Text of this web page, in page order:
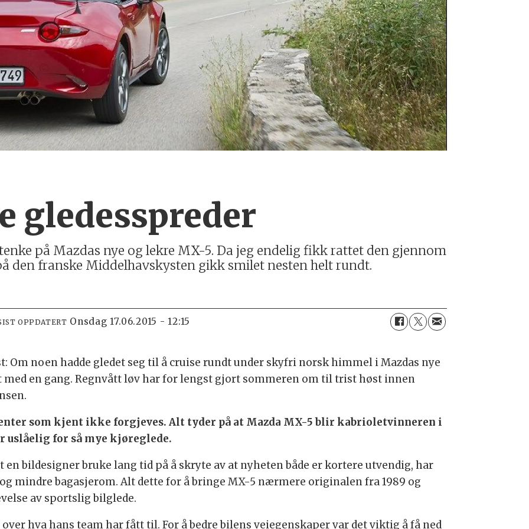
gledesspreder
på Mazdas nye og lekre MX-5. Da jeg endelig fikk rattet den gjennom
den franske Middelhavskysten gikk smilet nesten helt rundt.
OPPDATERT onsdag 17.06.2015 - 12:15
Om noen hadde gledet seg til å cruise rundt under skyfri norsk himmel i Mazdas nye
med en gang. Regnvått løv har for lengst gjort sommeren om til trist høst innen
som kjent ikke forgjeves. Alt tyder på at Mazda MX-5 blir kabrioletvinneren i
uslåelig for så mye kjøreglede.
bildesigner bruke lang tid på å skryte av at nyheten både er kortere utvendig, har
mindre bagasjerom. Alt dette for å bringe MX-5 nærmere originalen fra 1989 og
av sportslig bilglede.
hva hans team har fått til. For å bedre bilens veiegenskaper var det viktig å få ned